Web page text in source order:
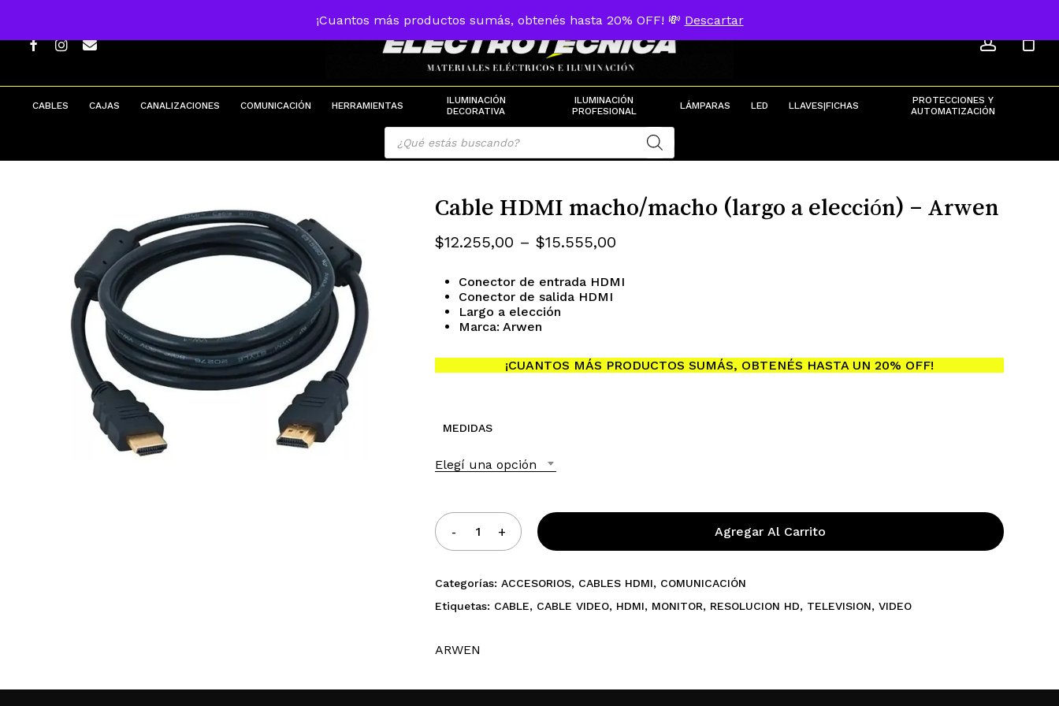
¡Cuantos más productos sumás, obtenés hasta 20% OFF! 💸 Descartar
main
content
FACEBOOKINSTAGRAM
EMAIL
CABLES CAJAS CANALIZACIONES COMUNICACIÓN HERRAMIENTAS
ILUMINACIÓN
DECORATIVA
ILUMINACIÓN
PROFESIONAL
LÁMPARAS LED LLAVES|FICHAS
PROTECCIONES Y
AUTOMATIZACIÓN
Cart Cart
Products
search
Cable HDMI macho/macho (largo a elección) – Arwen
$12.255,00 – $15.555,00Rango
precios:
hasta
Conector de entrada HDMI
Conector de salida HDMI
Largo a elección
Marca: Arwen
¡CUANTOS MÁS PRODUCTOS SUMÁS, OBTENÉS HASTA UN 20% OFF!
MEDIDAS
Elegí una opción
Agregar Al Carrito
Categorías: ACCESORIOS, CABLES HDMI, COMUNICACIÓN
Etiquetas: CABLE, CABLE VIDEO, HDMI, MONITOR, RESOLUCION HD, TELEVISION, VIDEO
ARWEN